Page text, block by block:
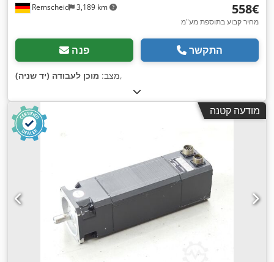
Remscheid 3,189 km ‏558 ‏€
מחיר קבוע בתוספת מע"מ
פנה התקשר
מצב: מוכן לעבודה (יד שניה) ,
מודעה קטנה